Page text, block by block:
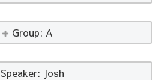
Group: A
Speaker: Josh